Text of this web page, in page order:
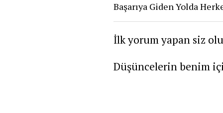
Başarıya Giden Yolda
İlk yorum yapan siz
Düşüncelerin benim